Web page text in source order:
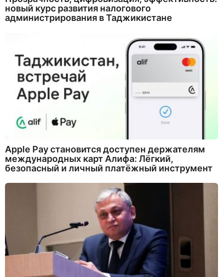
новый курс развития налогового
администрирования в Таджикистане
Apple Pay становится доступен держателям
международных карт Алифа: Лёгкий,
безопасный и личный платёжный инструмент